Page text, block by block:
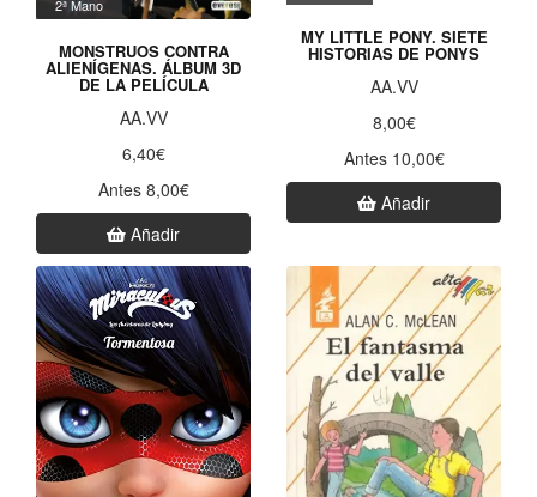
2ª Mano
MONSTRUOS CONTRA
ALIENÍGENAS. ÁLBUM 3D
DE LA PELÍCULA
AA.VV
6,40€
Antes 8,00€
Añadir
MY LITTLE PONY. SIETE
HISTORIAS DE PONYS
AA.VV
8,00€
Antes 10,00€
Añadir